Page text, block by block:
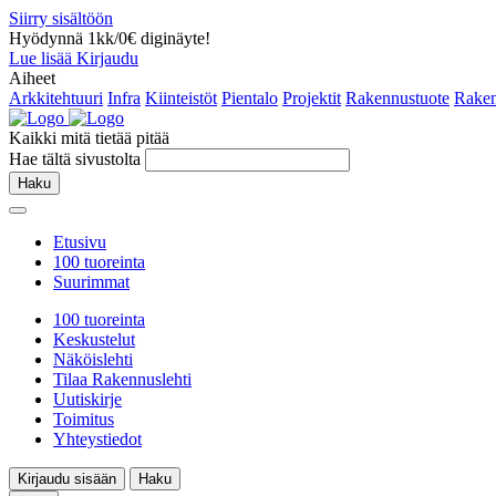
Siirry sisältöön
Hyödynnä 1kk/0€ diginäyte!
Lue lisää Kirjaudu
Aiheet
Arkkitehtuuri Infra Kiinteistöt Pientalo Projektit Rakennustuote
Kaikki mitä tietää pitää
Hae tältä sivustolta
Haku
Etusivu
100 tuoreinta
Suurimmat
100 tuoreinta
Keskustelut
Näköislehti
Tilaa Rakennuslehti
Uutiskirje
Toimitus
Yhteystiedot
Kirjaudu sisään
Haku